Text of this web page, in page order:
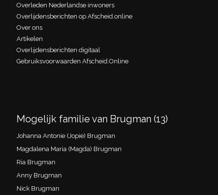
Overleden Nederlandse inwoners
Overlijdensberichten op Afscheid.online
Over ons
Artikelen
Overlijdensberichten digitaal
Gebruiksvoorwaarden Afscheid.Online
Mogelijk familie van Brugman (13)
Johanna Antonie (Jopie) Brugman
Magdalena Maria (Magda) Brugman
Ria Brugman
Anny Brugman
Nick Brugman